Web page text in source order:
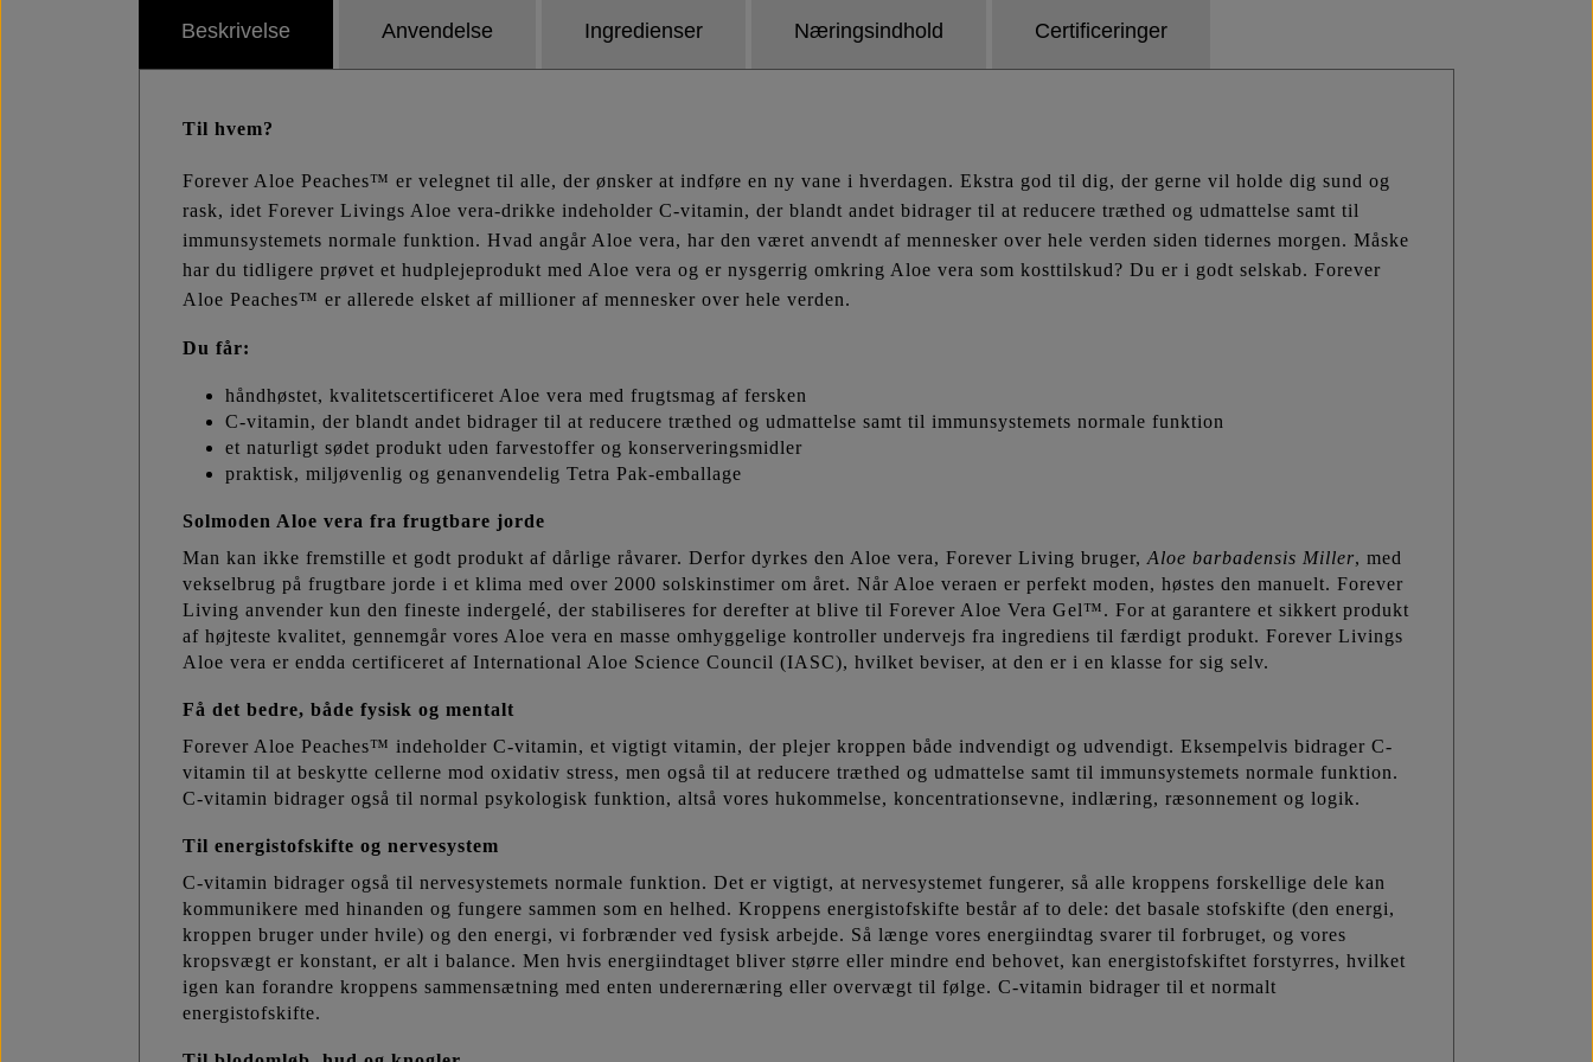
Beskrivelse Anvendelse Ingredienser Næringsindhold Certificeringer
Til hvem?
Forever Aloe Peaches™ er velegnet til alle, der ønsker at indføre en ny vane i hverdagen. Ekstra god til dig, der gerne vil holde dig sund og
rask, idet Forever Livings Aloe vera-drikke indeholder C-vitamin, der blandt andet bidrager til at reducere træthed og udmattelse samt til
immunsystemets normale funktion. Hvad angår Aloe vera, har den været anvendt af mennesker over hele verden siden tidernes morgen. Måske
har du tidligere prøvet et hudplejeprodukt med Aloe vera og er nysgerrig omkring Aloe vera som kosttilskud? Du er i godt selskab. Forever
Aloe Peaches™ er allerede elsket af millioner af mennesker over hele verden.
Du får:
håndhøstet, kvalitetscertificeret Aloe vera med frugtsmag af fersken
C-vitamin, der blandt andet bidrager til at reducere træthed og udmattelse samt til immunsystemets normale funktion
et naturligt sødet produkt uden farvestoffer og konserveringsmidler
praktisk, miljøvenlig og genanvendelig Tetra Pak-emballage
Solmoden Aloe vera fra frugtbare jorde
Man kan ikke fremstille et godt produkt af dårlige råvarer. Derfor dyrkes den Aloe vera, Forever Living bruger, Aloe barbadensis Miller, med
vekselbrug på frugtbare jorde i et klima med over 2000 solskinstimer om året. Når Aloe veraen er perfekt moden, høstes den manuelt. Forever
Living anvender kun den fineste indergelé, der stabiliseres for derefter at blive til Forever Aloe Vera Gel™. For at garantere et sikkert produkt
af højteste kvalitet, gennemgår vores Aloe vera en masse omhyggelige kontroller undervejs fra ingrediens til færdigt produkt. Forever Livings
Aloe vera er endda certificeret af International Aloe Science Council (IASC), hvilket beviser, at den er i en klasse for sig selv.
Få det bedre, både fysisk og mentalt
Forever Aloe Peaches™ indeholder C-vitamin, et vigtigt vitamin, der plejer kroppen både indvendigt og udvendigt. Eksempelvis bidrager C-
vitamin til at beskytte cellerne mod oxidativ stress, men også til at reducere træthed og udmattelse samt til immunsystemets normale funktion.
C-vitamin bidrager også til normal psykologisk funktion, altså vores hukommelse, koncentrationsevne, indlæring, ræsonnement og logik.
Til energistofskifte og nervesystem
C-vitamin bidrager også til nervesystemets normale funktion. Det er vigtigt, at nervesystemet fungerer, så alle kroppens forskellige dele kan
kommunikere med hinanden og fungere sammen som en helhed. Kroppens energistofskifte består af to dele: det basale stofskifte (den energi,
kroppen bruger under hvile) og den energi, vi forbrænder ved fysisk arbejde. Så længe vores energiindtag svarer til forbruget, og vores
kropsvægt er konstant, er alt i balance. Men hvis energiindtaget bliver større eller mindre end behovet, kan energistofskiftet forstyrres, hvilket
igen kan forandre kroppens sammensætning med enten underernæring eller overvægt til følge. C-vitamin bidrager til et normalt
energistofskifte.